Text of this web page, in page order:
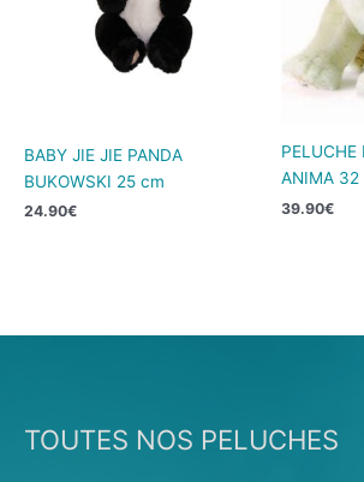
BABY JIE JIE PANDA
BUKOWSKI 25 cm
24.90€
PELUCHE
ANIMA 32
39.90€
TOUTES NOS PELUCHES